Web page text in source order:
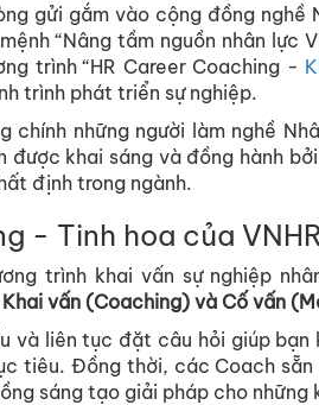
gửi gắm vào cộng đồng nghề
“Nâng tầm nguồn nhân lực
trình “HR Career Coaching -
trình phát triển sự nghiệp.
chính những người làm nghề
được khai sáng và đồng hành
định trong ngành.
- Tinh hoa của VNHR
trình khai vấn sự nghiệp
vấn (Coaching) và Cố vấn
và liên tục đặt câu hỏi giúp
tiêu. Đồng thời, các Coach sẵn
sáng tạo giải pháp cho